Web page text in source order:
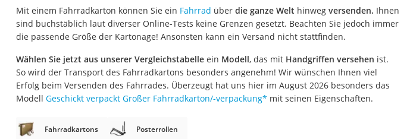
Aluminium-Koffer
Futterboot
E-Bike-Dreirad
Trekkingschuhe Herren
Mit einem Fahrradkarton können Sie ein Fahrrad über die ganze Welt hinweg versenden. Ihnen
sind buchstäblich laut diverser Online-Tests keine Grenzen gesetzt. Beachten Sie jedoch immer
die passende Größe der Kartonage! Ansonsten kann ein Versand nicht stattfinden.
Wählen Sie jetzt aus unserer Vergleichstabelleein Modell, das mit Handgriffen versehen ist.
So wird der Transport des Fahrradkartons besonders angenehm! Wir wünschen Ihnen viel
Erfolg beim Versenden des Fahrrades. Überzeugt hat uns hier im August 2026 besonders das
Modell Geschickt verpackt Großer Fahrradkarton/-verpackung* mit seinen Eigenschaften.
Fahrradkartons Posterrollen